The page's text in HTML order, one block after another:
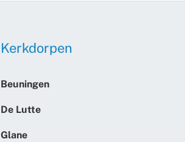
Kerkdorpen
Beuningen
De Lutte
Glane